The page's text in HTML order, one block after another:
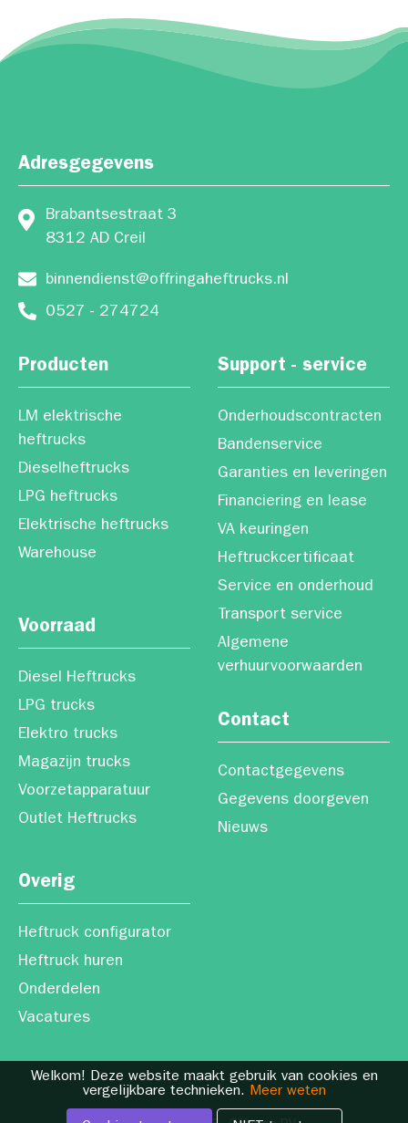
Producten
LM elektrische
heftrucks
Dieselheftrucks
LPG heftrucks
Elektrische heftrucks
Warehouse
Support - service
Onderhoudscontracten
Bandenservice
Garanties en leveringen
Financiering en lease
VA keuringen
Heftruckcertificaat
Service en onderhoud
Transport service
Algemene
verhuurvoorwaarden
Voorraad
Diesel Heftrucks
LPG trucks
Elektro trucks
Magazijn trucks
Voorzetapparatuur
Outlet Heftrucks
Contact
Contactgegevens
Gegevens doorgeven
Nieuws
Overig
Heftruck configurator
Heftruck huren
Onderdelen
Vacatures
Adresgegevens
Brabantsestraat 3
8312 AD Creil
binnendienst@offringaheftrucks.nl
0527 - 274724
Welkom! Deze website maakt gebruik van cookies en
vergelijkbare technieken. Meer weten